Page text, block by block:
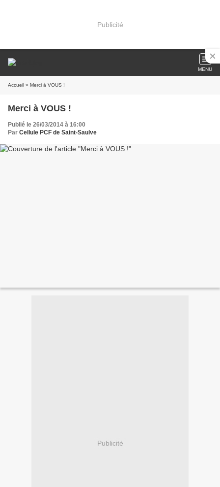
Publicité
MENU
Accueil » Merci à VOUS !
Merci à VOUS !
Publié le 26/03/2014 à 16:00
Par Cellule PCF de Saint-Saulve
Publicité